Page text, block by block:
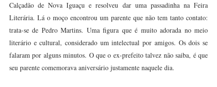
Calçadão de Nova Iguaçu e resolveu dar uma passadinha na Feira
Literária. Lá o moço encontrou um parente que não tem tanto contato:
trata-se de Pedro Martins. Uma figura que é muito adorada no meio
literário e cultural, considerado um intelectual por amigos. Os dois se
falaram por alguns minutos. O que o ex-prefeito talvez não saiba, é que
seu parente comemorava aniversário justamente naquele dia.